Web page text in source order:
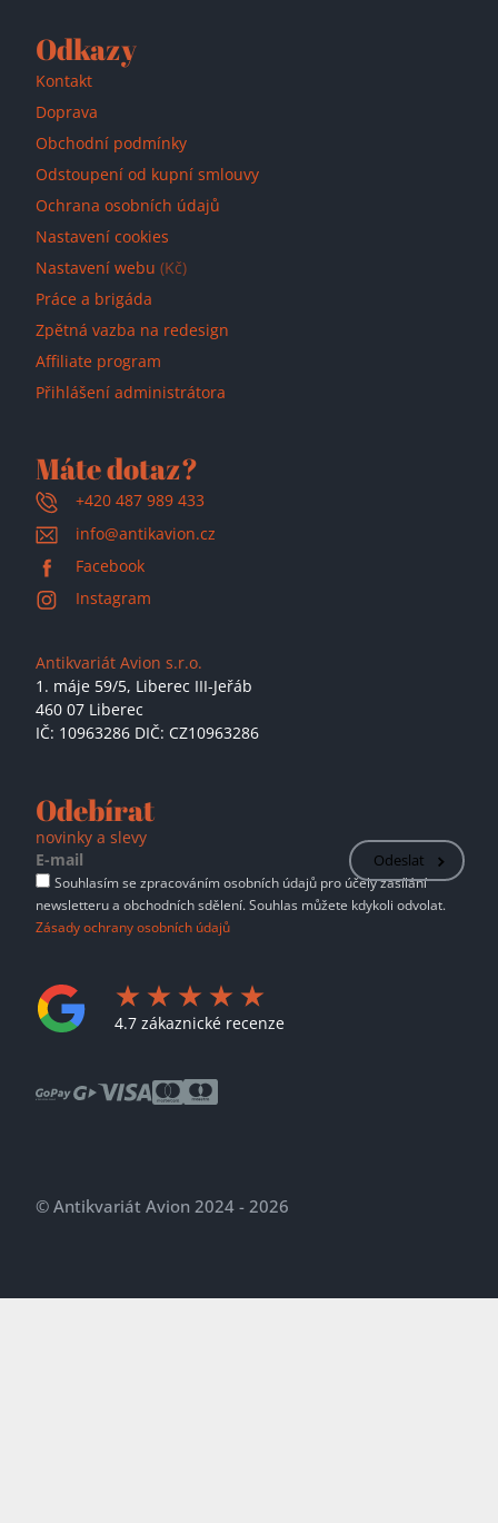
Odkazy
Kontakt
Doprava
Obchodní podmínky
Odstoupení od kupní smlouvy
Ochrana osobních údajů
Nastavení cookies
Nastavení webu (Kč)
Práce a brigáda
Zpětná vazba na redesign
Affiliate program
Přihlášení administrátora
Máte dotaz?
+420 487 989 433
info@antikavion.cz
Facebook
Instagram
Antikvariát Avion s.r.o.
1. máje 59/5, Liberec III-Jeřáb
460 07 Liberec
IČ: 10963286 DIČ: CZ10963286
Odebírat
novinky a slevy
Odeslat
Souhlasím se zpracováním osobních údajů pro účely zasílání
newsletteru a obchodních sdělení. Souhlas můžete kdykoli odvolat.
Zásady ochrany osobních údajů
4.7 zákaznické recenze
© Antikvariát Avion 2024 - 2026